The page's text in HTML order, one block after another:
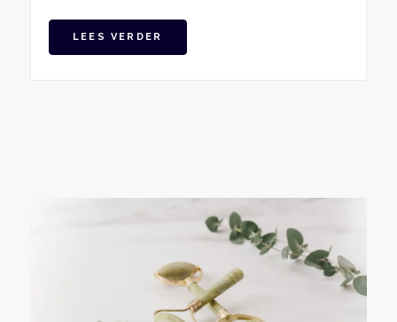
LEES VERDER